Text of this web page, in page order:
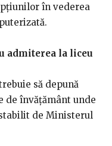
în vederea
admiterea la liceu
să depună
de învățământ unde
de Ministerul